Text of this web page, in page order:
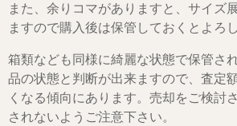
また、余りコマがありますと、サイズ
ますので購入後は保管しておくとよろ
箱類なども同様に綺麗な状態で保管さ
品の状態と判断が出来ますので、査定
くなる傾向にあります。売却をご検討
されないようご注意下さい。